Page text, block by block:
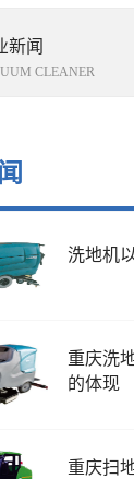
新闻
CLEANER
洗地机
重庆洗
的体现
重庆扫